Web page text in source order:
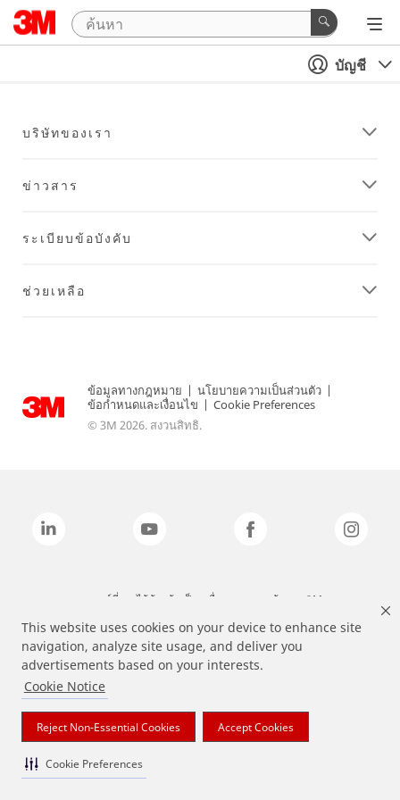
This website uses cookies on your device to enhance site
navigation, analyze site usage, and deliver you
advertisements based on your interests.
Cookie Notice
Reject Non-Essential Cookies Accept Cookies
Cookie Preferences
บัญชี
บริษัทของเรา
ข่าวสาร
ระเบียบข้อบังคับ
ช่วยเหลือ
ข้อมูลทางกฎหมาย | นโยบายความเป็นส่วนตัว |
ข้อกำหนดและเงื่อนไข | Cookie Preferences
© 3M 2026. สงวนสิทธิ.
แบรนด์ที่ระบุไว้ข้างต้นเป็นเครื่องหมายการค้าของ 3M